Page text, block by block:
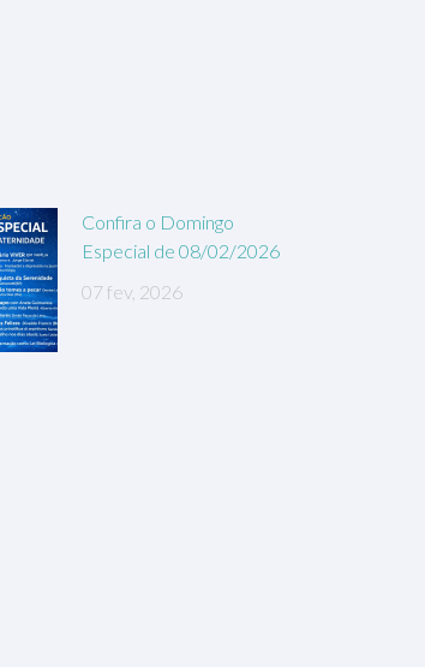
Confira o Domingo
Especial de 08/02/2026
07 fev, 2026